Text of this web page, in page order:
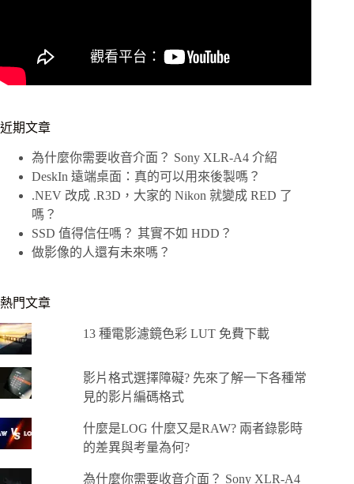
近期文章
為什麼你需要收音介面？ Sony XLR-A4 介紹
DeskIn 遠端桌面：真的可以用來後製嗎？
.NEV 改成 .R3D，大家的 Nikon 就變成 RED 了
嗎？
SSD 值得信任嗎？ 其實不如 HDD？
做影像的人還有未來嗎？
熱門文章
13 種電影濾鏡色彩 LUT 免費下載
影片格式選擇障礙? 先來了解一下各種常
見的影片編碼格式
什麼是LOG 什麼又是RAW? 兩者錄影時
的差異與考量為何?
為什麼你需要收音介面？ Sony XLR-A4